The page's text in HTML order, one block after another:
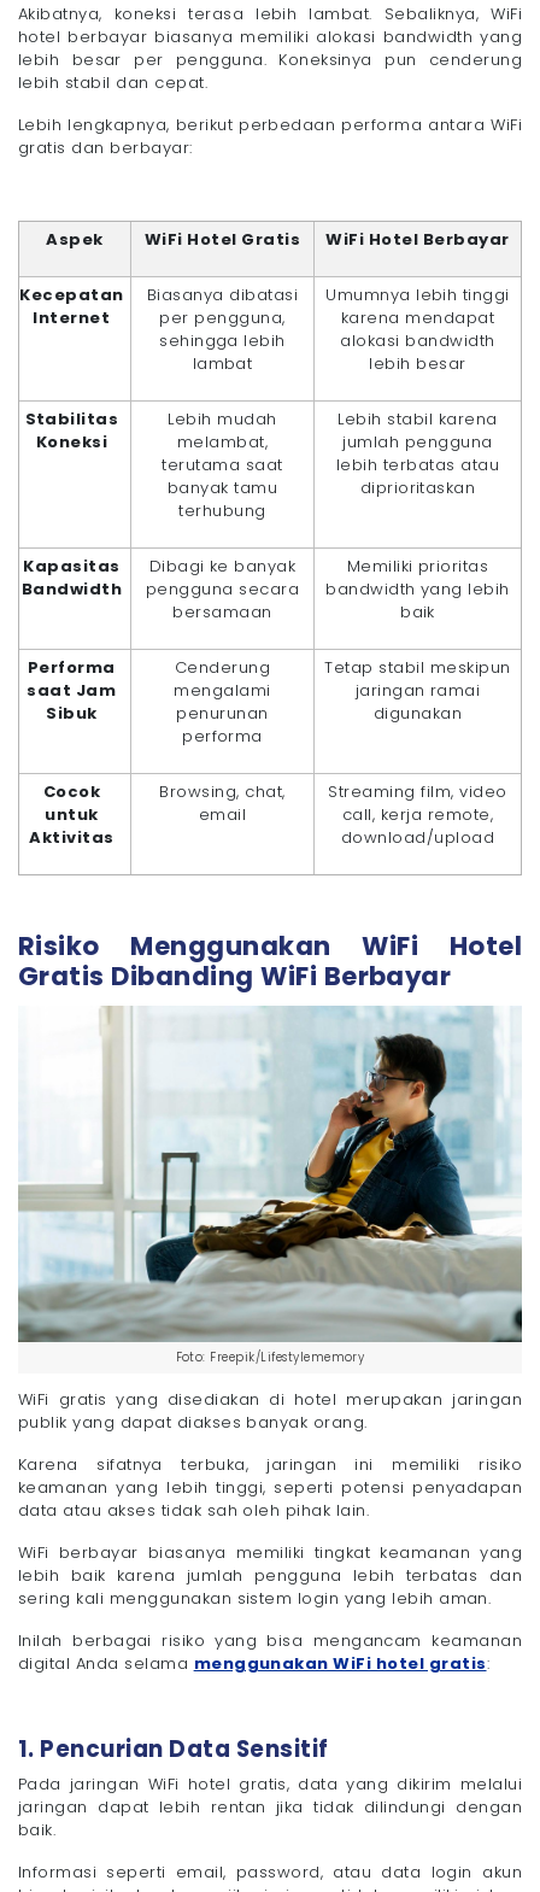
Akibatnya, koneksi terasa lebih lambat. Sebaliknya, WiFi
hotel berbayar biasanya memiliki alokasi bandwidth yang
lebih besar per pengguna. Koneksinya pun cenderung
lebih stabil dan cepat.
Lebih lengkapnya, berikut perbedaan performa antara WiFi
gratis dan berbayar:
Aspek WiFi Hotel Gratis WiFi Hotel Berbayar
Kecepatan
Internet
Biasanya dibatasi
per pengguna,
sehingga lebih
lambat
Umumnya lebih tinggi
karena mendapat
alokasi bandwidth
lebih besar
Stabilitas
Koneksi
Lebih mudah
melambat,
terutama saat
banyak tamu
terhubung
Lebih stabil karena
jumlah pengguna
lebih terbatas atau
diprioritaskan
Kapasitas
Bandwidth
Dibagi ke banyak
pengguna secara
bersamaan
Memiliki prioritas
bandwidth yang lebih
baik
Performa
saat Jam
Sibuk
Cenderung
mengalami
penurunan
performa
Tetap stabil meskipun
jaringan ramai
digunakan
Cocok
untuk
Aktivitas
Browsing, chat,
email
Streaming film, video
call, kerja remote,
download/upload
Risiko Menggunakan WiFi Hotel
Gratis Dibanding WiFi Berbayar
Foto: Freepik/Lifestylememory
WiFi gratis yang disediakan di hotel merupakan jaringan
publik yang dapat diakses banyak orang.
Karena sifatnya terbuka, jaringan ini memiliki risiko
keamanan yang lebih tinggi, seperti potensi penyadapan
data atau akses tidak sah oleh pihak lain.
WiFi berbayar biasanya memiliki tingkat keamanan yang
lebih baik karena jumlah pengguna lebih terbatas dan
sering kali menggunakan sistem login yang lebih aman.
Inilah berbagai risiko yang bisa mengancam keamanan
digital Anda selama menggunakan WiFi hotel gratis:
1. Pencurian Data Sensitif
Pada jaringan WiFi hotel gratis, data yang dikirim melalui
jaringan dapat lebih rentan jika tidak dilindungi dengan
baik.
Informasi seperti email, password, atau data login akun